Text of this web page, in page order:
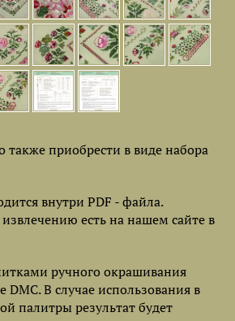
приобрести в виде набора
внутри PDF - файла.
есть на нашем сайте в
ручного окрашивания
DMC. В случае использования в
палитры результат будет